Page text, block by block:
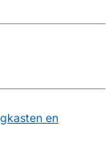
en